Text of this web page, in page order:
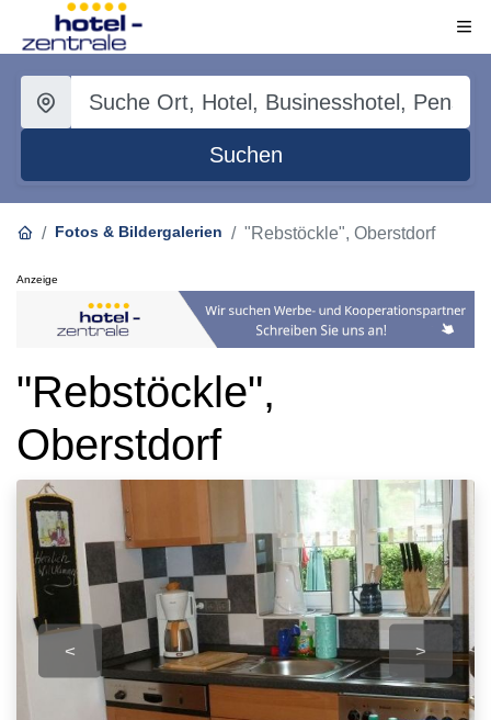
Suchen
Fotos & Bildergalerien "Rebstöckle", Oberstdorf
Anzeige
"Rebstöckle",
Oberstdorf
< >